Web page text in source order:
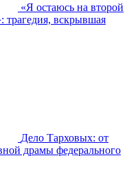
«Я остаюсь на второй
трагедия, вскрывшая
Дело Тарховых: от
драмы федерального